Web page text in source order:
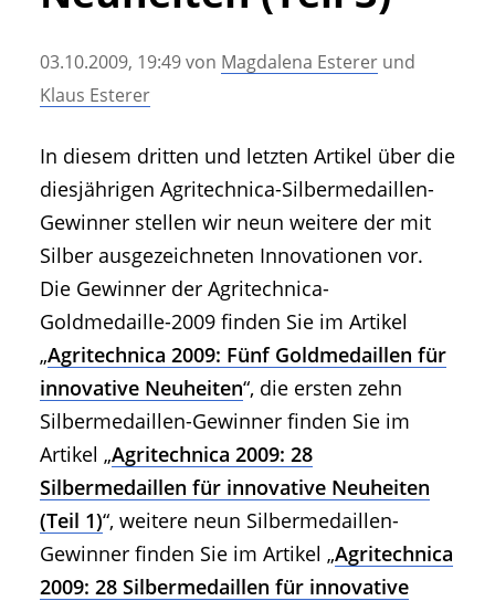
• Geschichte und Geschichten
• Messen und Veranstaltungen
• Mitteilung der Redaktion
• Artikel nach Hersteller/Marke
03.10.2009, 19:49von Magdalena Esterer und
Klaus Esterer
In diesem dritten und letzten Artikel über die
diesjährigen Agritechnica-Silbermedaillen-
Gewinner stellen wir neun weitere der mit
Silber ausgezeichneten Innovationen vor.
Die Gewinner der Agritechnica-
Goldmedaille-2009 finden Sie im Artikel
„Agritechnica 2009: Fünf Goldmedaillen für
innovative Neuheiten“, die ersten zehn
Silbermedaillen-Gewinner finden Sie im
Artikel „Agritechnica 2009: 28
Silbermedaillen für innovative Neuheiten
(Teil 1)“, weitere neun Silbermedaillen-
Gewinner finden Sie im Artikel „Agritechnica
2009: 28 Silbermedaillen für innovative